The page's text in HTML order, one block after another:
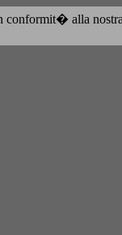
conformit� alla